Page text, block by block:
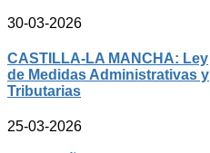
30-03-2026
CASTILLA-LA MANCHA: Ley
de Medidas Administrativas y
Tributarias
25-03-2026